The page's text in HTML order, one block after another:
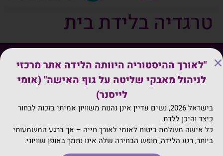
מַעֲרֶכֶת
בִּקְלִיק"
הַמְּסַיַּעַת
לִנְגִישׁוּת
הָאֲתָר.
טרגדיה בלידת בית
ההיריון
הלידה
משכב לידה
הרצאות בזום
"לאורך ההיסטוריה היוותה הלידה אתר מרכזי
לניהול מאבקי שליטה על גוף האישה" (אומי
לייסנר)
בישראל 2026, נשים עדיין אינן נהנות משוויון אמיתי בזכות לבחור
כיצד והיכן ללדת.
כל אישה משלמת ביטוח לאומי לאורך חייה – אך ברגע המשמעותי
ביותר, רגע הלידה, חופש הבחירה שלה אינו נתמך באופן שוויוני.